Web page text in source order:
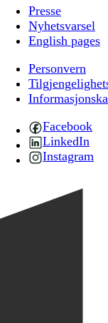
Presse
Nyhetsvarsel
English pages
Personvern
Facebook
LinkedIn
Instagram